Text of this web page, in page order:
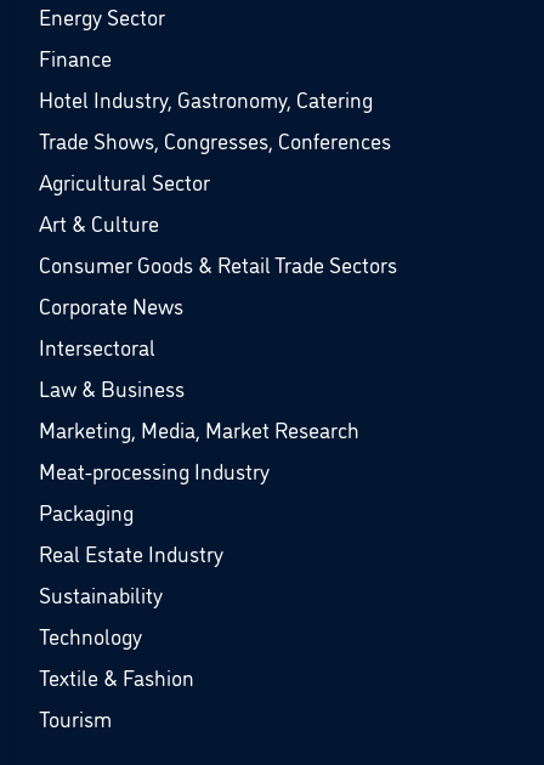
Energy Sector
Finance
Hotel Industry, Gastronomy, Catering
Trade Shows, Congresses, Conferences
Agricultural Sector
Art & Culture
Consumer Goods & Retail Trade Sectors
Corporate News
Intersectoral
Law & Business
Marketing, Media, Market Research
Meat-processing Industry
Packaging
Real Estate Industry
Sustainability
Technology
Textile & Fashion
Tourism